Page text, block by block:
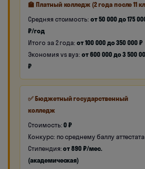
🏫 Платный колледж (2 года после 11
Средняя стоимость:от 50 000 до 175
₽/год
Итого за 2 года:от 100 000 до 350 000 ₽
Экономия vs вуз:от 600 000 до 3 500
₽
✅ Бюджетный государственный
колледж
Стоимость:0 ₽
Конкурс: по среднему баллу аттестата
Стипендия:от 890 ₽/мес.
(академическая)